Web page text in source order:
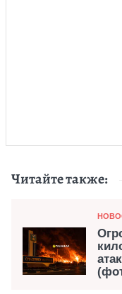
Читайте также: